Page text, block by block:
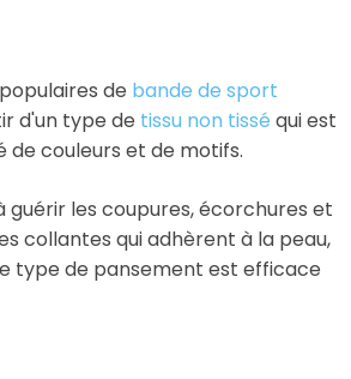
de bande de sport
d'un type de tissu non tissé qui est
de couleurs et de motifs.
guérir les coupures, écorchures et
collantes qui adhèrent à la peau,
type de pansement est efficace